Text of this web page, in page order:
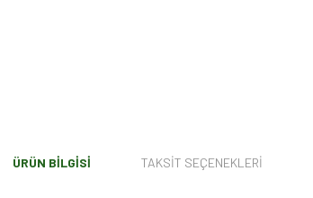
ÜRÜN BILGISI TAKSIT SEÇENEKLERI